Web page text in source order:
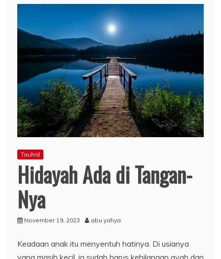
Tauhid
Hidayah Ada di Tangan-
Nya
November 19, 2023 abu yahya
Keadaan anak itu menyentuh hatinya. Di usianya